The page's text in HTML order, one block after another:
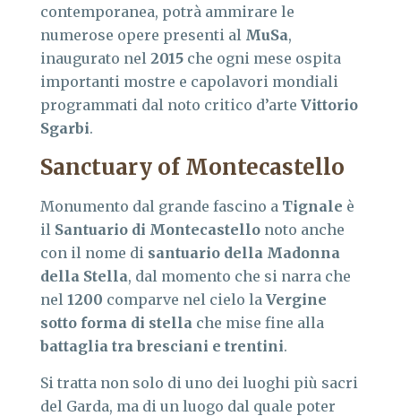
contemporanea, potrà ammirare le
numerose opere presenti al MuSa,
inaugurato nel 2015 che ogni mese ospita
importanti mostre e capolavori mondiali
programmati dal noto critico d’arte Vittorio
Sgarbi.
Sanctuary of Montecastello
Monumento dal grande fascino a Tignale è
il Santuario di Montecastello noto anche
con il nome di santuario della Madonna
della Stella, dal momento che si narra che
nel 1200 comparve nel cielo la Vergine
sotto forma di stella che mise fine alla
battaglia tra bresciani e trentini.
Si tratta non solo di uno dei luoghi più sacri
del Garda, ma di un luogo dal quale poter